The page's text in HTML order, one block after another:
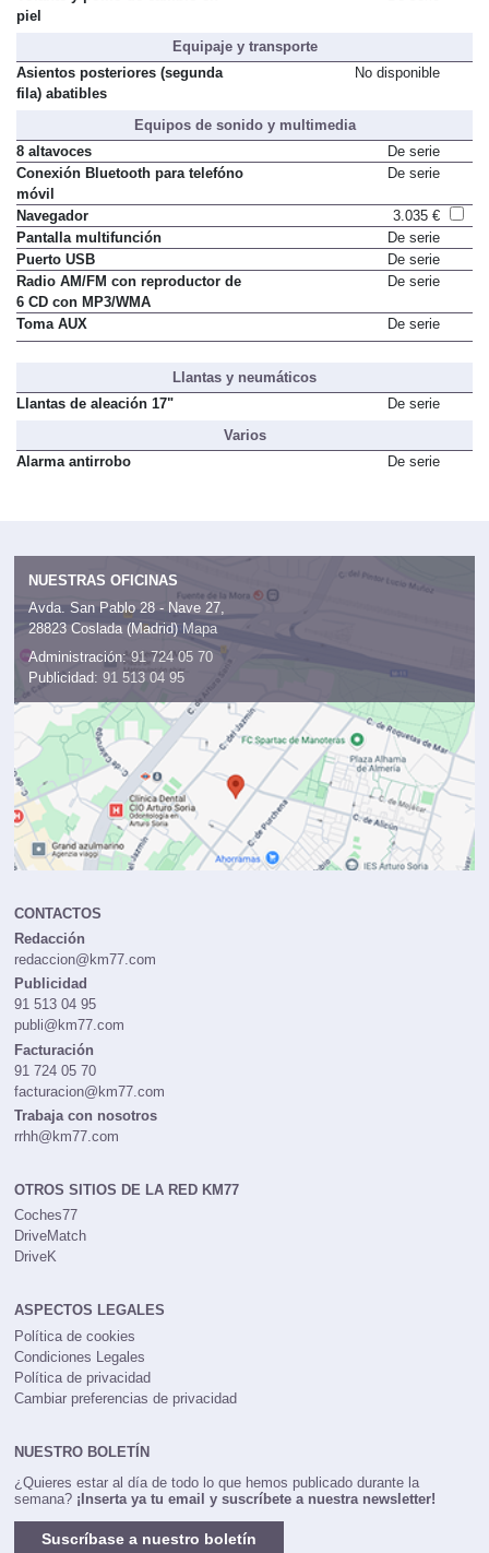
piel
Equipaje y transporte
Asientos posteriores (segunda
fila) abatibles
No disponible
Equipos de sonido y multimedia
8 altavoces
De serie
Conexión Bluetooth para telefóno
móvil
De serie
Navegador
3.035 €
Pantalla multifunción
De serie
Puerto USB
De serie
Radio AM/FM con reproductor de
6 CD con MP3/WMA
De serie
Toma AUX De serie
Llantas y neumáticos
Llantas de aleación 17"
De serie
Varios
Alarma antirrobo
De serie
NUESTRAS OFICINAS
Avda. San Pablo 28 - Nave 27,
28823 Coslada (Madrid) Mapa
Administración: 91 724 05 70
Publicidad: 91 513 04 95
CONTACTOS
Redacción
redaccion@km77.com
Publicidad
91 513 04 95
publi@km77.com
Facturación
91 724 05 70
facturacion@km77.com
Trabaja con nosotros
rrhh@km77.com
OTROS SITIOS DE LA RED KM77
Coches77
DriveMatch
DriveK
ASPECTOS LEGALES
Política de cookies
Condiciones Legales
Política de privacidad
Cambiar preferencias de privacidad
NUESTRO BOLETÍN
¿Quieres estar al día de todo lo que hemos publicado durante la
semana? ¡Inserta ya tu email y suscríbete a nuestra newsletter!
Suscríbase a nuestro boletín